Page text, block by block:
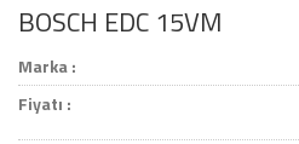
BOSCH EDC 15VM
Marka :
Fiyatı :